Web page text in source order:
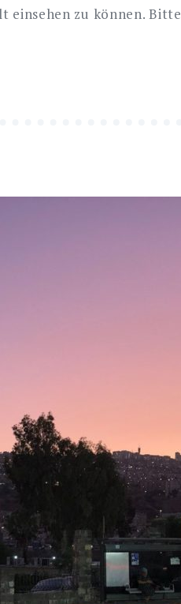
Update
einsehen zu können. Bitte